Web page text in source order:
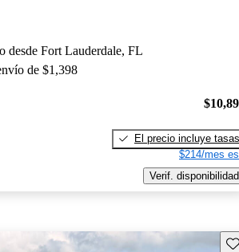
desde Fort Lauderdale, FL
de $1,398
El precio incluye tasas
$214/mes
Verif. disponibilidad